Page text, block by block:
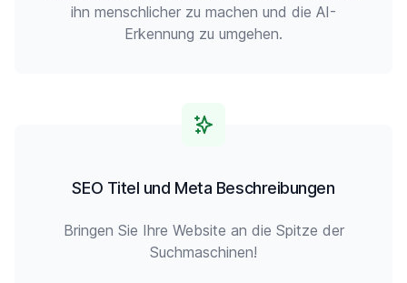
ihn menschlicher zu machen und die AI-
Erkennung zu umgehen.
SEO Titel und Meta Beschreibungen
Bringen Sie Ihre Website an die Spitze der
Suchmaschinen!